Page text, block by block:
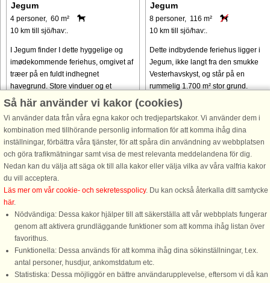
Jegum
4 personer, 60 m²
10 km till sjö/hav:.
I Jegum finder I dette hyggelige og
imødekommende feriehus, omgivet af
træer på en fuldt indhegnet
havegrund. Store vinduer og et
skrånende tag giver masser af
hvilket ...
från 7.176 SEK
Jegum
8 personer, 116 m²
10 km till sjö/hav:.
Dette indbydende feriehus ligger i
Jegum, ikke langt fra den smukke
Vesterhavskyst, og står på en
rummelig 1.700 m² stor grund.
Gæsterne vil finde masser af plads til
udendørs aktiviteter samt
fremragende ...
från 7.858 SEK
DanCenter A/S - Kronprinsensgade 3, 2. - 1114 København K - Danmark
Tel.: +45 70 13 00 00 - Fax.: +45 70 13 70 70 - Bank: Danske Bank/Stockholm
Bank-giro nr. 5209-6575 - CVR: 67324013
Så här använder vi kakor (cookies)
Vi använder data från våra egna kakor och tredjepartskakor. Vi använder dem i
kombination med tillhörande personlig information för att komma ihåg dina
inställningar, förbättra våra tjänster, för att spåra din användning av webbplatsen
och göra trafikmätningar samt visa de mest relevanta meddelandena för dig.
Nedan kan du välja att säga ok till alla kakor eller välja vilka av våra valfria kakor
du vill acceptera.
Läs mer om vår cookie- och sekretesspolicy. Du kan också återkalla ditt samtycke
här.
Nödvändiga: Dessa kakor hjälper till att säkerställa att vår webbplats fungerar
genom att aktivera grundläggande funktioner som att komma ihåg listan över
favorithus.
Funktionella: Dessa används för att komma ihåg dina sökinställningar, t.ex.
antal personer, husdjur, ankomstdatum etc.
Statistiska: Dessa möjliggör en bättre användarupplevelse, eftersom vi då kan